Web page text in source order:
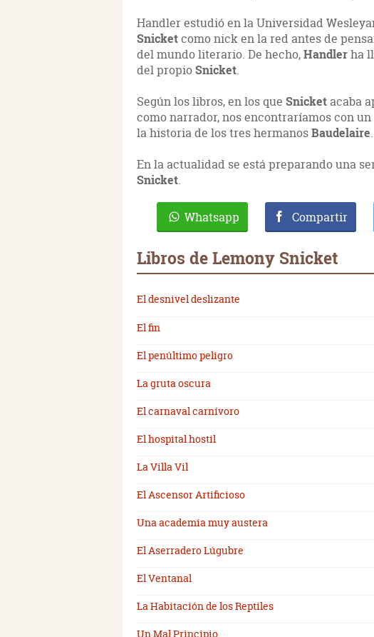
Handler estudió en la Universidad
Snicketcomo nick en la red antes de
del mundo literario. De hecho,Handlerha
del propioSnicket.
Según los libros, en los que Snicket acaba
como narrador, nos encontraríamos con
la historia de los tres hermanosBaudelaire.
En la actualidad se está preparando una
Snicket.
Whatsapp Compartir
Libros de Lemony Snicket
El desnivel deslizante
El fin
El penúltimo peligro
La gruta oscura
El carnaval carnívoro
El hospital hostil
La Villa Vil
El Ascensor Artificioso
Una academia muy austera
El Aserradero Lúgubre
El Ventanal
La Habitación de los Reptiles
Un Mal Principio